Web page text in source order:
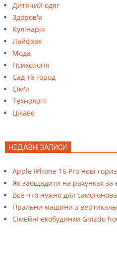
Дитячий одяг
Здоров'я
Кулінарія
Лайфхак
Мода
Психологія
Сад та город
Сім'я
Технології
Цікаве
НЕДАВНІ ЗАПИСИ
Apple iPhone 16 Pro нові
Як заощадити на рахунках за
Всё что нужно для
Пральни машини з
Cімейні екобудинки Gnizdo